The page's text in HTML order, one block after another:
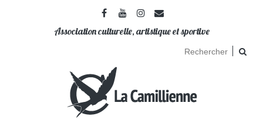
Association culturelle, artistique et sportive